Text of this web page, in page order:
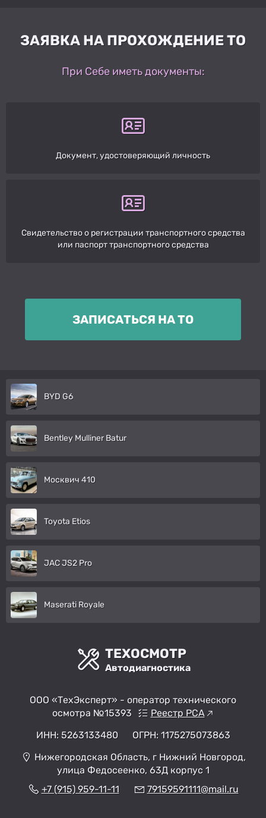
ЗАЯВКА НА ПРОХОЖДЕНИЕ ТО
При Себе иметь документы:
Документ, удостоверяющий личность
Свидетельство о регистрации транспортного средства
или паспорт транспортного средства
ЗАПИСАТЬСЯ НА ТО
BYD G6
Bentley Mulliner Batur
Москвич 410
Toyota Etios
JAC JS2 Pro
Maserati Royale
ТЕХОСМОТР
Автодиагностика
ООО «ТехЭксперт» - оператор технического
осмотра №15393
Реестр РСА
ИНН: 5263133480
ОГРН: 1175275073863
Нижегородская Область, г Нижний Новгород,
улица Федосеенко, 63Д корпус 1
+7 (915) 959-11-11
79159591111@mail.ru